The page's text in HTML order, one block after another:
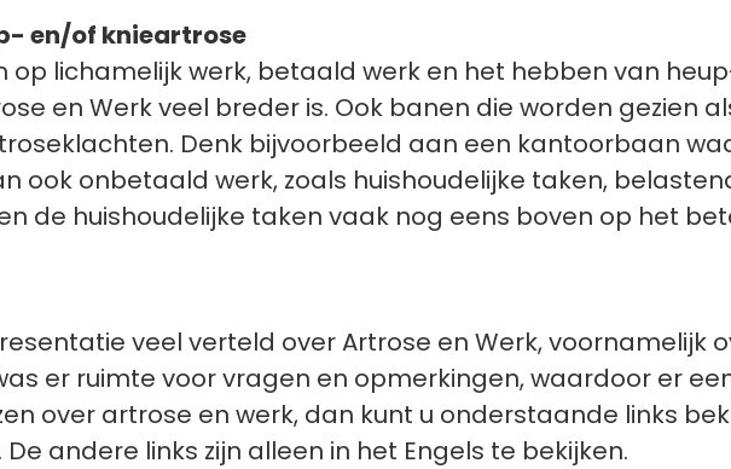
en/of knieartrose
op lichamelijk werk, betaald werk en het hebben van
en Werk veel breder is. Ook banen die worden gezien
Denk bijvoorbeeld aan een kantoorbaan
ook onbetaald werk, zoals huishoudelijke taken,
de huishoudelijke taken vaak nog eens boven op het
veel verteld over Artrose en Werk, voornamelijk
er ruimte voor vragen en opmerkingen, waardoor er
over artrose en werk, dan kunt u onderstaande links
andere links zijn alleen in het Engels te bekijken.